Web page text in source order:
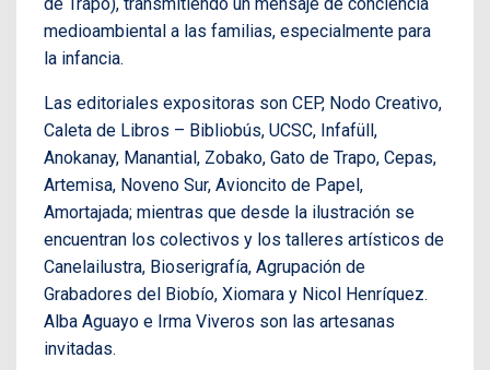
medioambiental a las familias, especialmente para
la infancia.
Las editoriales expositoras son CEP, Nodo Creativo,
Caleta de Libros – Bibliobús, UCSC, Infafüll,
Anokanay, Manantial, Zobako, Gato de Trapo, Cepas,
Artemisa, Noveno Sur, Avioncito de Papel,
Amortajada; mientras que desde la ilustración se
encuentran los colectivos y los talleres artísticos de
Canelailustra, Bioserigrafía, Agrupación de
Grabadores del Biobío, Xiomara y Nicol Henríquez.
Alba Aguayo e Irma Viveros son las artesanas
invitadas.